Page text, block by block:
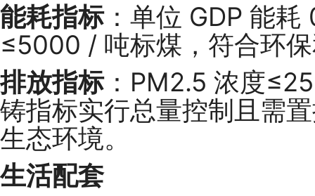
能耗指标：单位 GDP 能
≤5000 / 吨标煤，符合环
排放指标：PM2.5 浓度
铸指标实行总量控制且需
生态环境。
生活配套